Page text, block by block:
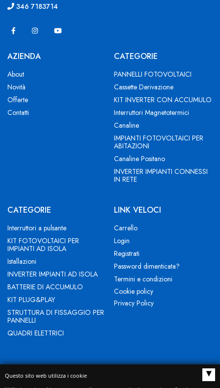
346 7183714
AZIENDA
About
Novità
Offerte
Contatti
CATEGORIE
PANNELLI FOTOVOLTAICI
Cassette Derivazione
KIT INVERTER CON ACCUMULO
Interruttori Magnetotermici
Canaline
IMPIANTI FOTOVOLTAICI PER
ABITAZIONI
Canaline Positano
INVERTER IMPIANTI CONNESSI
IN RETE
CATEGORIE
Interruttori a pulsante
KIT FOTOVOLTAICI PER
IMPIANTI AD ISOLA
Istallazioni
INVERTER IMPIANTI AD ISOLA
BATTERIE DI ACCUMULO
KIT PLUG&PLAY
STRUTTURA DI FISSAGGIO PER
PANNELLI
QUADRI ELETTRICI
LINK VELOCI
Carrello
Login
Registrati
Password dimenticata?
Termini e condizioni
Cookie policy
Privacy Policy
Questo sito web utilizza i cookie ▴